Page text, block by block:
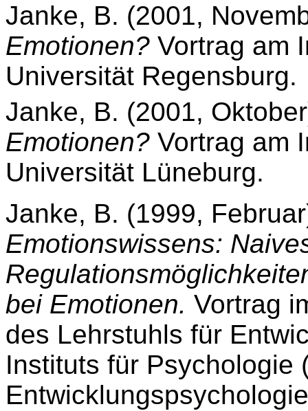
Janke, B. (2001,
Emotionen? Vortrag am
Universität Regensburg.
Janke, B. (2001,
Emotionen? Vortrag am
Universität Lüneburg.
Janke, B. (1999,
Emotionswissens:
bei Emotionen. Vortrag
des Lehrstuhls für
Instituts für Psychologie